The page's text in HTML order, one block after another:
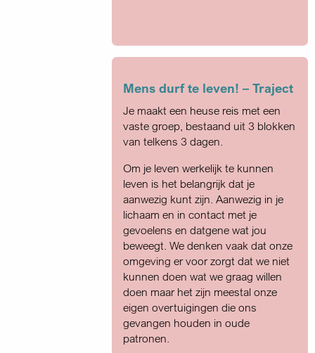
Mens durf te leven! – Traject
Je maakt een heuse reis met een
vaste groep, bestaand uit 3 blokken
van telkens 3 dagen.
Om je leven werkelijk te kunnen
leven is het belangrijk dat je
aanwezig kunt zijn. Aanwezig in je
lichaam en in contact met je
gevoelens en datgene wat jou
beweegt. We denken vaak dat onze
omgeving er voor zorgt dat we niet
kunnen doen wat we graag willen
doen maar het zijn meestal onze
eigen overtuigingen die ons
gevangen houden in oude
patronen.